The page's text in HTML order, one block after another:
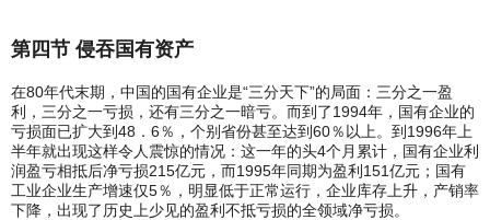
第四节 侵吞国有资产
在80年代末期，中国的国有企业是“三分天下”的局面：三分之一盈
利，三分之一亏损，还有三分之一暗亏。而到了1994年，国有企业的
亏损面已扩大到48．6％，个别省份甚至达到60％以上。到1996年上
半年就出现这样令人震惊的情况：这一年的头4个月累计，国有企业利
润盈亏相抵后净亏损215亿元，而1995年同期为盈利151亿元；国有
工业企业生产增速仅5％，明显低于正常运行，企业库存上升，产销率
下降，出现了历史上少见的盈利不抵亏损的全领域净亏损。